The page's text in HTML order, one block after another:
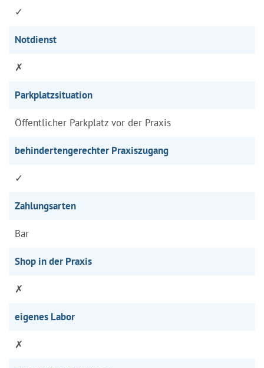
✓
Notdienst
✗
Parkplatzsituation
Öffentlicher Parkplatz vor der Praxis
behindertengerechter Praxiszugang
✓
Zahlungsarten
Bar
Shop in der Praxis
✗
eigenes Labor
✗